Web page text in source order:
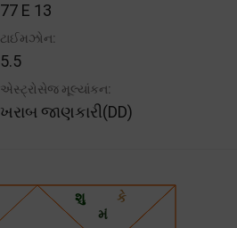
77 E 13
ટાઈમઝોન:
5.5
એસ્ટ્રોસેજ મૂલ્યાંકન:
ખરાબ જાણકારી(DD)